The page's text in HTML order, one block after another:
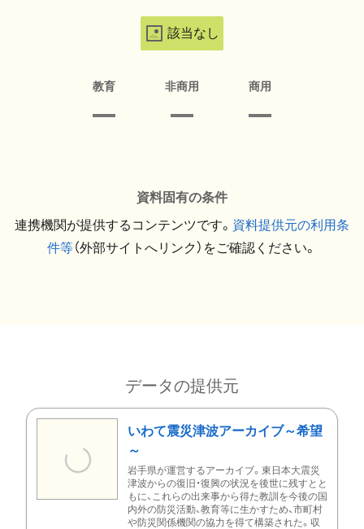
該当なし
教育 非商用 商用
資料固有の条件
連携機関が提供するコンテンツです。 資料提供元の利用条
件等（外部サイトへリンク）をご確認ください。
データの提供元
いわて震災津波アーカイブ～希望
～
岩手県が運営するアーカイブ。東日本大震災
津波からの復旧・復興の状況を後世に残すとと
もに、これらの出来事から得た教訓を今後の国
内外の防災活動、教育等に生かすため、市町村
や防災関係機関の協力を得て構築された。収